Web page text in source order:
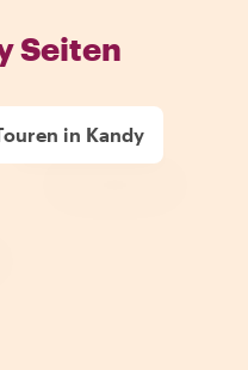
Seiten
in Kandy